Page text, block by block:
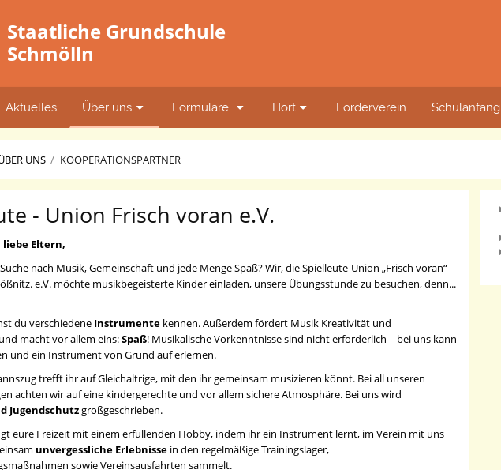
Staatliche Grundschule
Schmölln
Aktuelles Über uns Formulare Hort Förderverein Schulanfang
UNS / KOOPERATIONSPARTNER
- Union Frisch voran e.V.
liebe Eltern,
nach Musik, Gemeinschaft und jede Menge Spaß? Wir, die Spielleute-Union „Frisch voran“
e.V. möchte musikbegeisterte Kinder einladen, unsere Übungsstunde zu besuchen, denn...
du verschiedene Instrumente kennen. Außerdem fördert Musik Kreativität und
macht vor allem eins:Spaß! Musikalische Vorkenntnisse sind nicht erforderlich – bei uns kann
und ein Instrument von Grund auf erlernen.
trefft ihr auf Gleichaltrige, mit den ihr gemeinsam musizieren könnt. Bei all unseren
achten wir auf eine kindergerechte und vor allem sichere Atmosphäre. Bei uns wird
Jugendschutzgroßgeschrieben.
eure Freizeit mit einem erfüllenden Hobby, indem ihr ein Instrument lernt, im Verein mit uns
unvergessliche Erlebnisse in den regelmäßige Trainingslager,
sowie Vereinsausfahrten sammelt.